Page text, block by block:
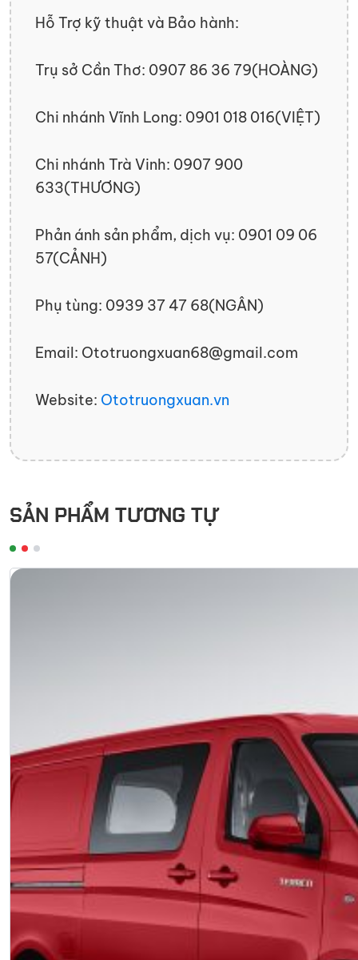
Hỗ Trợ kỹ thuật và Bảo hành:
Trụ sở Cần Thơ: 0907 86 36 79(HOÀNG)
Chi nhánh Vĩnh Long: 0901 018 016(VIỆT)
Chi nhánh Trà Vinh: 0907 900
633(THƯƠNG)
Phản ánh sản phẩm, dịch vụ: 0901 09 06
57(CẢNH)
Phụ tùng: 0939 37 47 68(NGÂN)
Email: Ototruongxuan68@gmail.com
Website: Ototruongxuan.vn
SẢN PHẨM TƯƠNG TỰ